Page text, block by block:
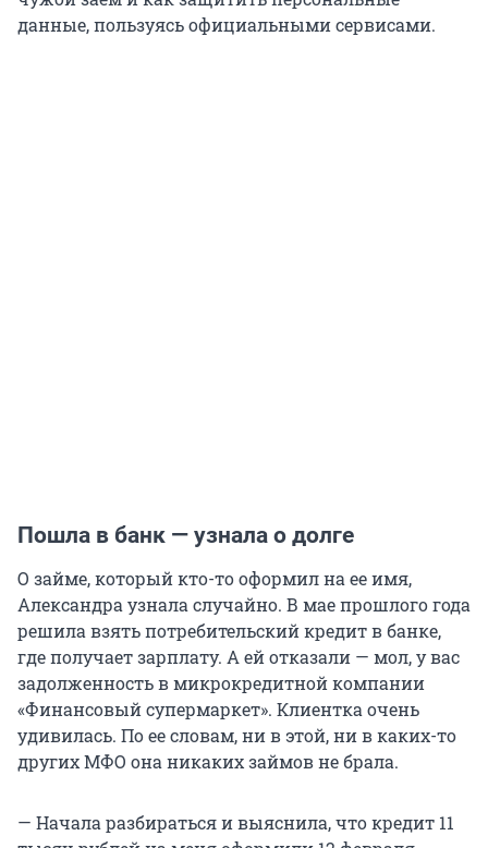
данные, пользуясь официальными сервисами.
Пошла в банк — узнала о долге
О займе, который кто-то оформил на ее имя,
Александра узнала случайно. В мае прошлого года
решила взять потребительский кредит в банке,
где получает зарплату. А ей отказали — мол, у вас
задолженность в микрокредитной компании
«Финансовый супермаркет». Клиентка очень
удивилась. По ее словам, ни в этой, ни в каких-то
других МФО она никаких займов не брала.
— Начала разбираться и выяснила, что кредит 11